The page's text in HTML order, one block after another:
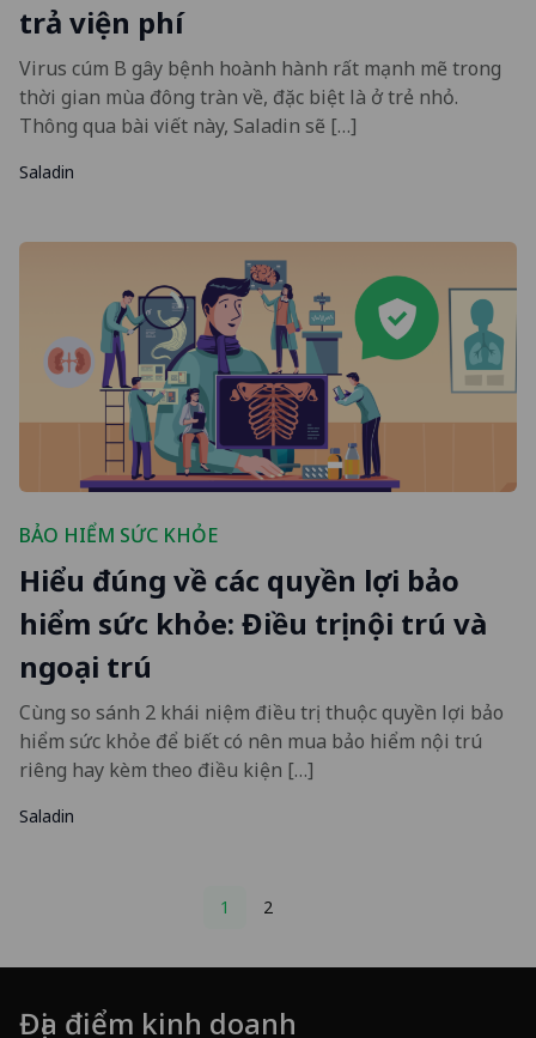
trả viện phí
Virus cúm B gây bệnh hoành hành rất mạnh mẽ trong
thời gian mùa đông tràn về, đặc biệt là ở trẻ nhỏ.
Thông qua bài viết này, Saladin sẽ […]
Saladin
BẢO HIỂM SỨC KHỎE
Hiểu đúng về các quyền lợi bảo
hiểm sức khỏe: Điều trị nội trú và
ngoại trú
Cùng so sánh 2 khái niệm điều trị thuộc quyền lợi bảo
hiểm sức khỏe để biết có nên mua bảo hiểm nội trú
riêng hay kèm theo điều kiện […]
Saladin
Posts
1 2
Địa điểm kinh doanh